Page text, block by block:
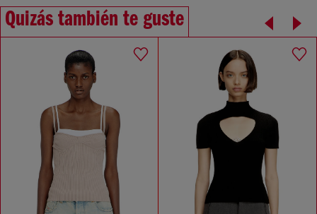
Quizás también te guste